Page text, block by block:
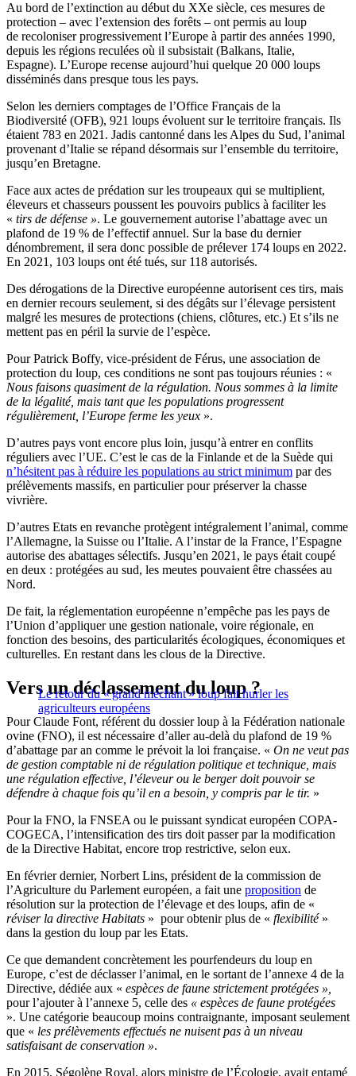
Au bord de l’extinction au début du XXe siècle, ces mesures de
protection – avec l’extension des forêts – ont permis au loup
de recoloniserprogressivement l’Europe à partir des années 1990,
depuis les régions reculées où il subsistait (Balkans, Italie,
Espagne). L’Europe recense aujourd’hui quelque 20 000 loups
disséminés dans presque tous les pays.
Selon les derniers comptages de l’Office Français de la
Biodiversité (OFB), 921 loups évoluent sur le territoire français. Ils
étaient 783 en 2021. Jadis cantonné dans les Alpes du Sud, l’animal
provenant d’Italie se répand désormais sur l’ensemble du territoire,
jusqu’en Bretagne.
Face aux actes de prédation sur les troupeaux qui se multiplient,
éleveurs et chasseurs poussent les pouvoirs publics à faciliter les
« tirs de défense ». Le gouvernement autorise l’abattage avec un
plafond de 19 % de l’effectif annuel. Sur la base du dernier
dénombrement, il sera donc possible de prélever 174 loups en 2022.
En 2021, 103 loups ont été tués, sur 118 autorisés.
Des dérogations de la Directive européenne autorisent ces tirs, mais
en dernier recours seulement, si des dégâts sur l’élevage persistent
malgré les mesures de protections (chiens, clôtures, etc.) Et s’ils ne
mettent pas en péril la survie de l’espèce.
Pour Patrick Boffy, vice-président de Férus, une association de
protection du loup, ces conditions ne sont pas toujours réunies : «
Nous faisons quasiment de la régulation. Nous sommes à la limite
de la légalité, mais tant que les populations progressent
régulièrement, l’Europe ferme les yeux ».
D’autres pays vont encore plus loin, jusqu’à entrer en conflits
réguliers avec l’UE. C’est le cas de la Finlande et de la Suède qui
n’hésitent pas à réduire les populations au strict minimum par des
prélèvements massifs, en particulier pour préserver la chasse
vivrière.
D’autres Etats en revanche protègent intégralement l’animal, comme
l’Allemagne, la Suisse ou l’Italie. A l’instar de la France, l’Espagne
autorise des abattages sélectifs. Jusqu’en 2021, le pays était coupé
en deux : protégées au sud, les meutes pouvaient être chassées au
Nord.
De fait, la réglementation européenne n’empêche pas les pays de
l’Union d’appliquer une gestion nationale, voire régionale, en
fonction des besoins, des particularités écologiques, économiques et
culturelles. En restant dans les clous de la Directive.
Le retour du « grand méchant » loup fait hurler les
agriculteurs européens
Vers un déclassement du loup ?
Pour Claude Font, référent du dossier loup à la Fédération nationale
ovine (FNO), il est nécessaire d’aller au-delà du plafond de 19 %
d’abattage par an comme le prévoit la loi française. « On ne veut pas
de gestion comptable ni de régulation politique et technique, mais
une régulation effective, l’éleveur ou le berger doit pouvoir se
défendre à chaque fois qu’il en a besoin, y compris par le tir. »
Pour la FNO, la FNSEA ou le puissant syndicat européen COPA-
COGECA, l’intensification des tirs doit passer par la modification
de la Directive Habitat, encore trop restrictive, selon eux.
En février dernier, Norbert Lins, président de la commission de
l’Agriculture du Parlement européen, a fait une proposition de
résolution sur la protection de l’élevage et des loups, afin de «
réviser la directive Habitats » pour obtenir plus de « flexibilité»
dans la gestion du loup par les Etats.
Ce que demandent concrètement les pourfendeurs du loup en
Europe, c’est de déclasser l’animal, en le sortant de l’annexe 4 de la
Directive, dédiée aux « espèces de faune strictement protégées »,
pour l’ajouter à l’annexe 5, celle des « espèces de faune protégées
». Une catégorie beaucoup moins contraignante, imposant seulement
que « les prélèvements effectués ne nuisent pas à un niveau
satisfaisant de conservation ».
En 2015, Ségolène Royal, alors ministre de l’Écologie, avait entamé